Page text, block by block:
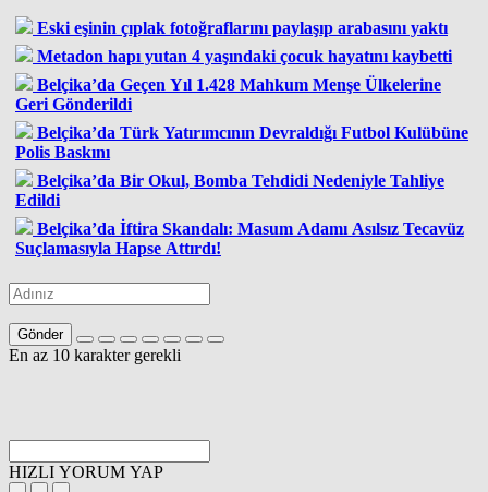
Eski eşinin çıplak fotoğraflarını paylaşıp arabasını yaktı
Metadon hapı yutan 4 yaşındaki çocuk hayatını kaybetti
Belçika’da Geçen Yıl 1.428 Mahkum Menşe Ülkelerine
Geri Gönderildi
Belçika’da Türk Yatırımcının Devraldığı Futbol Kulübüne
Polis Baskını
Belçika’da Bir Okul, Bomba Tehdidi Nedeniyle Tahliye
Edildi
Belçika’da İftira Skandalı: Masum Adamı Asılsız Tecavüz
Suçlamasıyla Hapse Attırdı!
Gönder
En az 10 karakter gerekli
HIZLI YORUM YAP